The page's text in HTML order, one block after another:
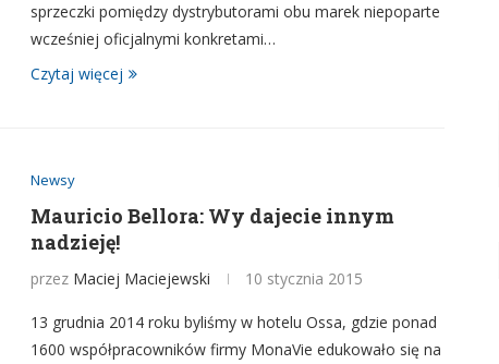
sprzeczki pomiędzy dystrybutorami obu marek niepoparte
wcześniej oficjalnymi konkretami…
Czytaj więcej
Newsy
Mauricio Bellora: Wy dajecie innym
nadzieję!
przez Maciej Maciejewski 10 stycznia 2015
13 grudnia 2014 roku byliśmy w hotelu Ossa, gdzie ponad
1600 współpracowników firmy MonaVie edukowało się na